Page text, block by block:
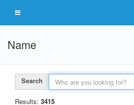
Name
Search
Results: 3415